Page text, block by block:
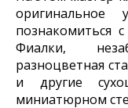
оригинальное
познакомиться
Фиалки,
разноцветная
и другие
миниатюрном